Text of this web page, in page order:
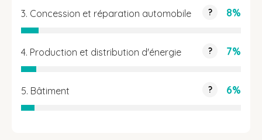
3. Concession et réparation automobile ? 8%
4. Production et distribution d'énergie ? 7%
5. Bâtiment ? 6%